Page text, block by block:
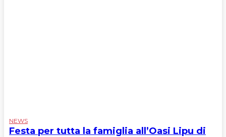
NEWS
Festa per tutta la famiglia all’Oasi Lipu di